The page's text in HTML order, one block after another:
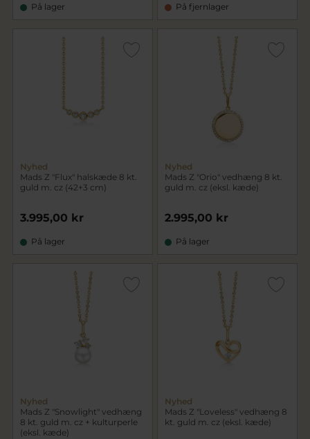
På lager På fjernlager
Nyhed
Mads Z "Flux" halskæde 8 kt.
guld m. cz (42+3 cm)
3.995,00 kr
På lager
Nyhed
Mads Z "Orio" vedhæng 8 kt.
guld m. cz (eksl. kæde)
2.995,00 kr
På lager
Nyhed
Mads Z "Snowlight" vedhæng
8 kt. guld m. cz + kulturperle
(eksl. kæde)
Nyhed
Mads Z "Loveless" vedhæng 8
kt. guld m. cz (eksl. kæde)